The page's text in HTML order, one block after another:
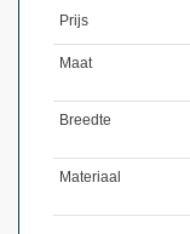
Prijs
Maat
Breedte
Materiaal